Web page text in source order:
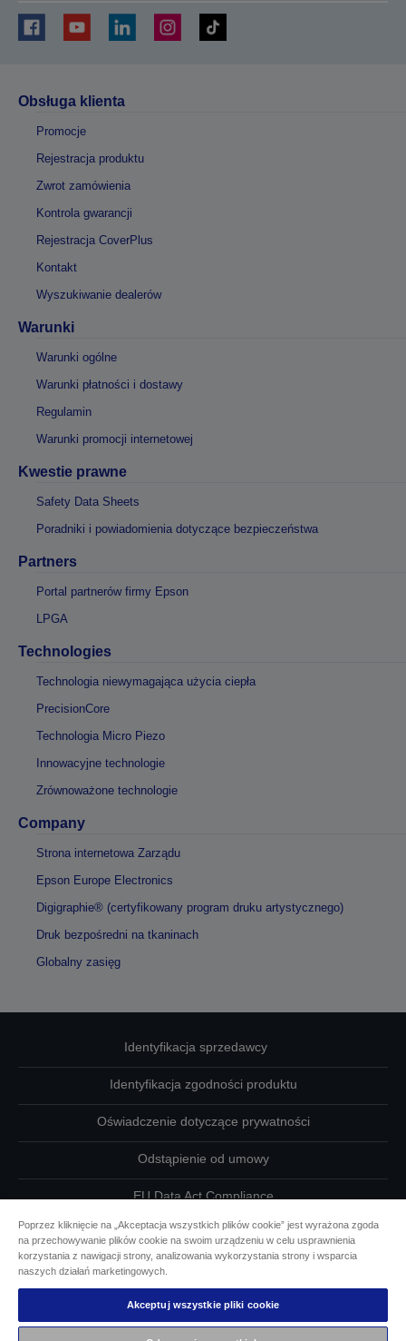
Obsługa klienta
Promocje
Rejestracja produktu
Zwrot zamówienia
Kontrola gwarancji
Rejestracja CoverPlus
Kontakt
Wyszukiwanie dealerów
Warunki
Warunki ogólne
Warunki płatności i dostawy
Regulamin
Warunki promocji internetowej
Kwestie prawne
Safety Data Sheets
Poradniki i powiadomienia dotyczące bezpieczeństwa
Partners
Portal partnerów firmy Epson
LPGA
Technologies
Technologia niewymagająca użycia ciepła
PrecisionCore
Technologia Micro Piezo
Innowacyjne technologie
Zrównoważone technologie
Company
Strona internetowa Zarządu
Epson Europe Electronics
Digigraphie® (certyfikowany program druku artystycznego)
Druk bezpośredni na tkaninach
Globalny zasięg
Identyfikacja sprzedawcy
Identyfikacja zgodności produktu
Oświadczenie dotyczące prywatności
Odstąpienie od umowy
EU Data Act Compliance
Skontaktuj się z nami w sprawie swoich danych
Informacje o plikach cookie
Działania firmy Epson na rzecz dostępności
Poprzez kliknięcie na „Akceptacja wszystkich plików cookie” jest wyrażona zgoda
na przechowywanie plików cookie na swoim urządzeniu w celu usprawnienia
korzystania z nawigacji strony, analizowania wykorzystania strony i wsparcia
naszych działań marketingowych.
Akceptuj wszystkie pliki cookie